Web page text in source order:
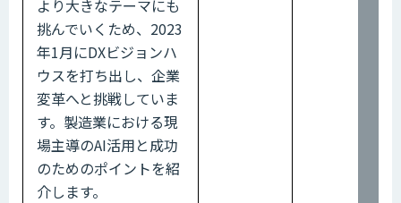
より大きなテーマにも
挑んでいくため、2023
年1月にDXビジョンハ
ウスを打ち出し、企業
変革へと挑戦していま
す。製造業における現
場主導のAI活用と成功
のためのポイントを紹
介します。